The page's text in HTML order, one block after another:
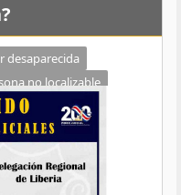
desaparecida
no localizable